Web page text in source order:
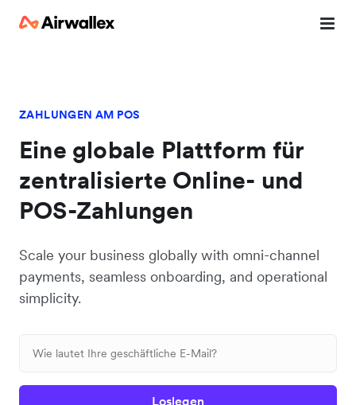
ZAHLUNGEN AM POS
Eine globale Plattform für
zentralisierte Online- und
POS-Zahlungen
Scale your business globally with omni-channel
payments, seamless onboarding, and operational
simplicity.
Loslegen